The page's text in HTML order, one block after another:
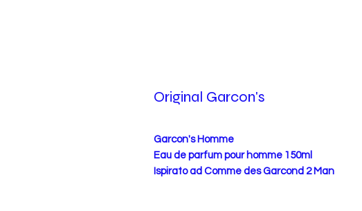
Original Garcon's
Garcon's Homme
Eau de parfum pour homme 150ml
Ispirato ad Comme des Garcond 2 Man